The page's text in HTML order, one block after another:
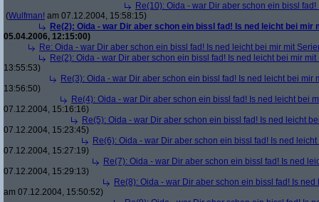
Re(10): Oida - war Dir aber schon ein bissl
(Wulfman! am 07.12.2004, 15:58:15)
Re(2): Oida - war Dir aber schon ein bissl fad! Is ned leicht bei mir
05.04.2006, 12:15:00)
Re: Oida - war Dir aber schon ein bissl fad! Is ned leicht bei mir mit
Re(2): Oida - war Dir aber schon ein bissl fad! Is ned leicht bei mir mit
13:55:53)
Re(3): Oida - war Dir aber schon ein bissl fad! Is ned leicht bei mir
13:56:50)
Re(4): Oida - war Dir aber schon ein bissl fad! Is ned leicht bei
07.12.2004, 15:16:16)
Re(5): Oida - war Dir aber schon ein bissl fad! Is ned leicht
07.12.2004, 15:23:45)
Re(6): Oida - war Dir aber schon ein bissl fad! Is ned
07.12.2004, 15:27:19)
Re(7): Oida - war Dir aber schon ein bissl fad! Is ned
07.12.2004, 15:29:13)
Re(8): Oida - war Dir aber schon ein bissl fad! Is
am 07.12.2004, 15:50:52)